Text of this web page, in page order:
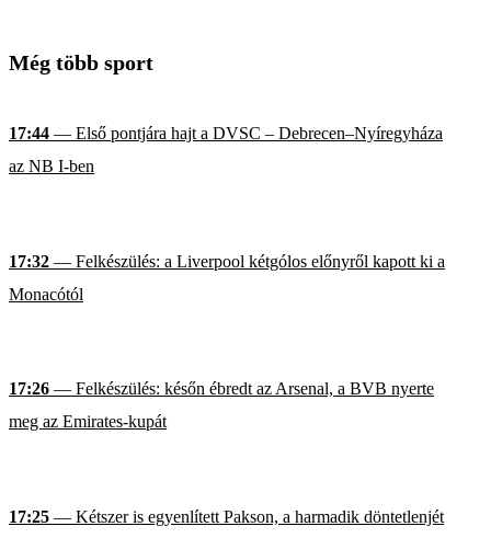
Még több sport
17:44 — Első pontjára hajt a DVSC – Debrecen–Nyíregyháza
az NB I-ben
17:32 — Felkészülés: a Liverpool kétgólos előnyről kapott ki a
Monacótól
17:26 — Felkészülés: későn ébredt az Arsenal, a BVB nyerte
meg az Emirates-kupát
17:25 — Kétszer is egyenlített Pakson, a harmadik döntetlenjét